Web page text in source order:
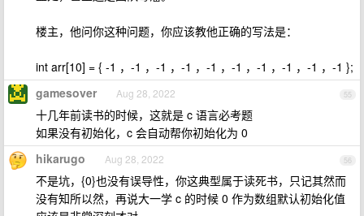
楼主，他问你这种问题，你应该教他正确的写法是：
int arr[10] = { -1 ，-1 ，-1 ，-1 ，-1 ，-1 ，-1 ，-1 ，-1 ，-1 };
55
gamesover Aug 28, 2022
十几年前读书的时候，这就是 c 语言必考题
如果没有初始化，c 会自动帮你初始化为 0
56
hikarugo Aug 28, 2022
不是坑，{0}也没有误导性，你这典型属于读死书，只记其然而
没有知所以然，再说大一学 c 的时候 0 作为数组默认初始化值